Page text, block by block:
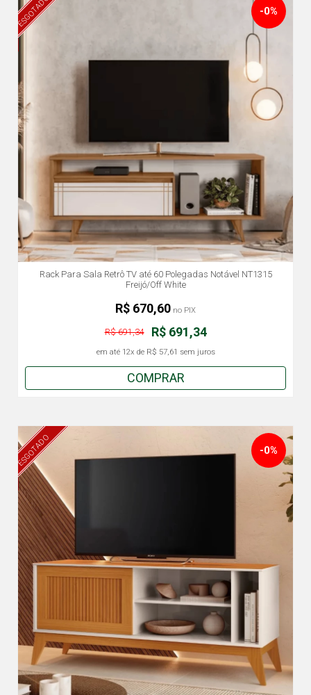
ESGOTADO
Rack Para Sala Retrô TV até 60 Polegadas Notável NT1315
Freijó/Off White
-0%
R$ 691,34
R$ 691,34
em até 12x de R$ 57,61 sem juros
R$ 670,60 no PIX
COMPRAR
ESGOTADO -0%